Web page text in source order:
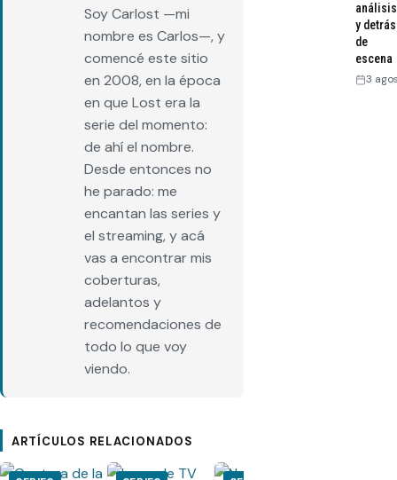
Soy Carlost —mi
nombre es Carlos—, y
comencé este sitio
en 2008, en la época
en que Lost era la
serie del momento:
de ahí el nombre.
Desde entonces no
he parado: me
encantan las series y
el streaming, y acá
vas a encontrar mis
coberturas,
adelantos y
recomendaciones de
todo lo que voy
viendo.
ARTÍCULOS RELACIONADOS
análisis
y detrás
de
escena
3